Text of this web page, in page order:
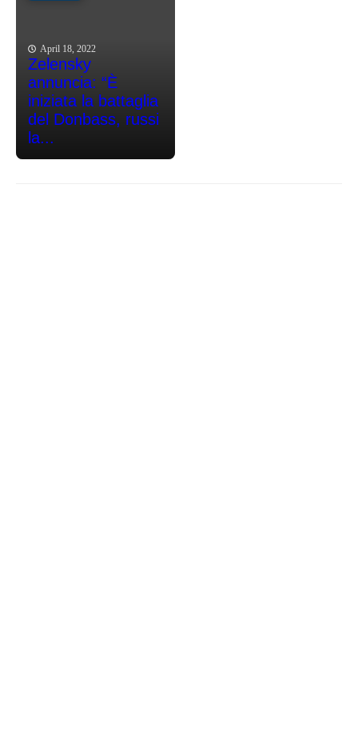
April 18, 2022
Zelensky
annuncia: “È
iniziata la battaglia
del Donbass, russi
la...